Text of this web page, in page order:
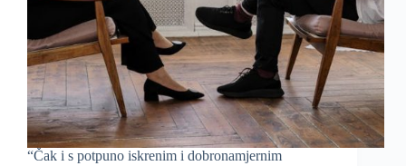
“Čak i s potpuno iskrenim i dobronamjernim